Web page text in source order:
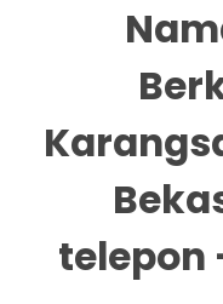
telepon